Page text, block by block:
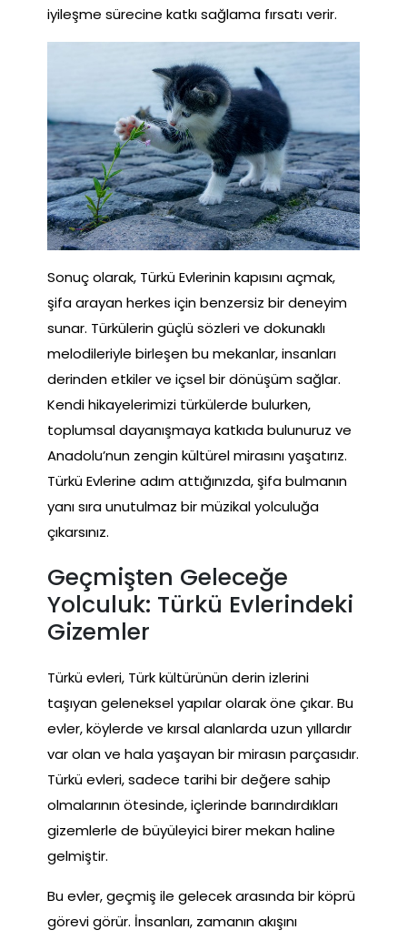
iyileşme sürecine katkı sağlama fırsatı verir.
Sonuç olarak, Türkü Evlerinin kapısını açmak,
şifa arayan herkes için benzersiz bir deneyim
sunar. Türkülerin güçlü sözleri ve dokunaklı
melodileriyle birleşen bu mekanlar, insanları
derinden etkiler ve içsel bir dönüşüm sağlar.
Kendi hikayelerimizi türkülerde bulurken,
toplumsal dayanışmaya katkıda bulunuruz ve
Anadolu’nun zengin kültürel mirasını yaşatırız.
Türkü Evlerine adım attığınızda, şifa bulmanın
yanı sıra unutulmaz bir müzikal yolculuğa
çıkarsınız.
Geçmişten Geleceğe
Yolculuk: Türkü Evlerindeki
Gizemler
Türkü evleri, Türk kültürünün derin izlerini
taşıyan geleneksel yapılar olarak öne çıkar. Bu
evler, köylerde ve kırsal alanlarda uzun yıllardır
var olan ve hala yaşayan bir mirasın parçasıdır.
Türkü evleri, sadece tarihi bir değere sahip
olmalarının ötesinde, içlerinde barındırdıkları
gizemlerle de büyüleyici birer mekan haline
gelmiştir.
Bu evler, geçmiş ile gelecek arasında bir köprü
görevi görür. İnsanları, zamanın akışını